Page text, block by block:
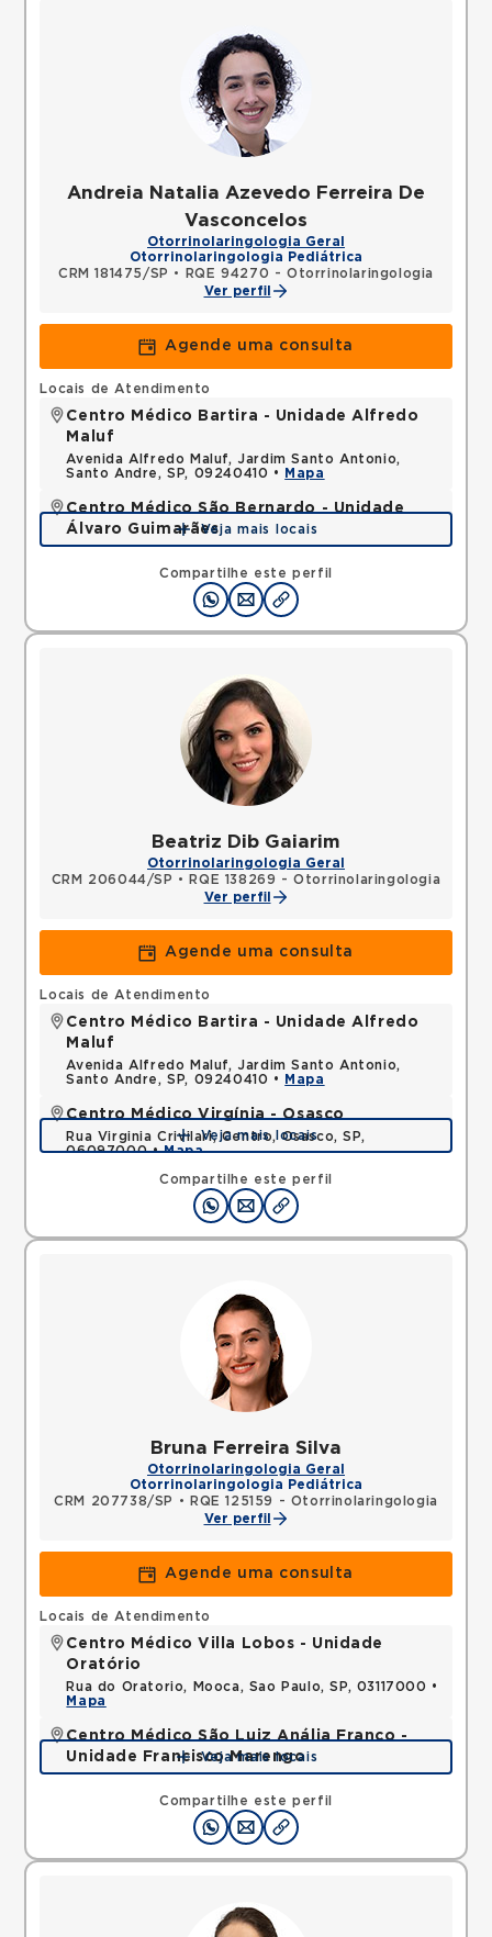
Andreia Natalia Azevedo Ferreira De
Vasconcelos
Otorrinolaringologia Geral
Otorrinolaringologia Pediátrica
CRM 181475/SP •
RQE 94270 - Otorrinolaringologia
Ver perfil
Agende uma consulta
Compartilhe este perfil
Locais de Atendimento
Centro Médico Bartira - Unidade Alfredo
Maluf
Avenida Alfredo Maluf, Jardim Santo Antonio,
Santo Andre, SP, 09240410 •
Mapa
Centro Médico São Bernardo - Unidade
Álvaro Guimarães
Avenida Alvaro Guimaraes, Assuncao, Sao Bernardo
do Campo, SP, 09810010 •
Mapa
Veja mais locais
Beatriz Dib Gaiarim
Otorrinolaringologia Geral
CRM 206044/SP •
RQE 138269 - Otorrinolaringologia
Ver perfil
Agende uma consulta
Compartilhe este perfil
Locais de Atendimento
Centro Médico Bartira - Unidade Alfredo
Maluf
Avenida Alfredo Maluf, Jardim Santo Antonio,
Santo Andre, SP, 09240410 •
Mapa
Centro Médico Virgínia - Osasco
Rua Virginia Crivilari, Centro, Osasco, SP,
06097000 •Mapa
Veja mais locais
Bruna Ferreira Silva
Otorrinolaringologia Geral
Otorrinolaringologia Pediátrica
CRM 207738/SP
•
RQE 125159 - Otorrinolaringologia
Ver perfil
Agende uma consulta
Compartilhe este perfil
Locais de Atendimento
Centro Médico Villa Lobos - Unidade
Oratório
Rua do Oratorio, Mooca, Sao Paulo, SP, 03117000 •
Mapa
Centro Médico São Luiz Anália Franco -
Unidade Francisco Marengo
Rua Francisco Marengo, Tatuape, Sao Paulo, SP,
Mapa
Veja mais locais